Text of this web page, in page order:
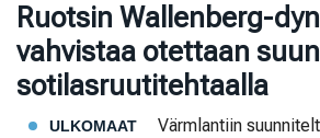
Ruotsin Wallenberg-
vahvistaa otettaan
sotilasruutitehtaalla
ULKOMAAT
Värmlantiin